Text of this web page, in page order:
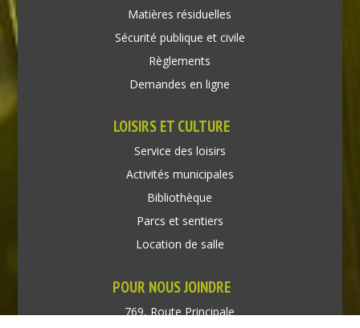
Matières résiduelles
Sécurité publique et civile
Règlements
Demandes en ligne
LOISIRS ET CULTURE
Service des loisirs
Activités municipales
Bibliothèque
Parcs et sentiers
Location de salle
POUR NOUS JOINDRE
769, Route Principale